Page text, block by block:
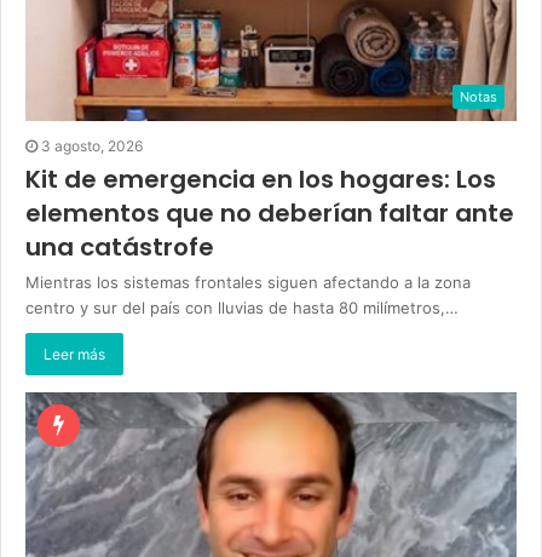
Notas
3 agosto, 2026
Kit de emergencia en los hogares: Los
elementos que no deberían faltar ante
una catástrofe
Mientras los sistemas frontales siguen afectando a la zona
centro y sur del país con lluvias de hasta 80 milímetros,…
Leer más